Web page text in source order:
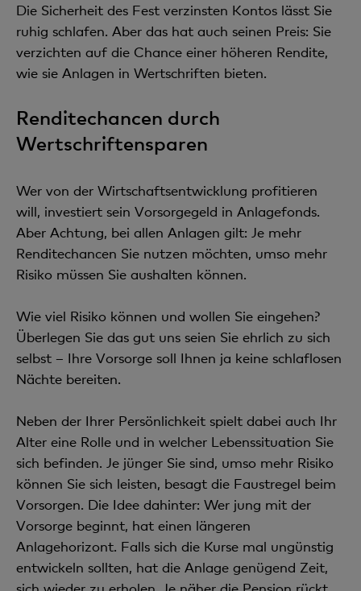
Die Sicherheit des Fest verzinsten Kontos lässt Sie
ruhig schlafen. Aber das hat auch seinen Preis: Sie
verzichten auf die Chance einer höheren Rendite,
wie sie Anlagen in Wertschriften bieten.
Renditechancen durch
Wertschriftensparen
Wer von der Wirtschaftsentwicklung profitieren
will, investiert sein Vorsorgegeld in Anlagefonds.
Aber Achtung, bei allen Anlagen gilt: Je mehr
Renditechancen Sie nutzen möchten, umso mehr
Risiko müssen Sie aushalten können.
Wie viel Risiko können und wollen Sie eingehen?
Überlegen Sie das gut uns seien Sie ehrlich zu sich
selbst – Ihre Vorsorge soll Ihnen ja keine schlaflosen
Nächte bereiten.
Neben der Ihrer Persönlichkeit spielt dabei auch Ihr
Alter eine Rolle und in welcher Lebenssituation Sie
sich befinden. Je jünger Sie sind, umso mehr Risiko
können Sie sich leisten, besagt die Faustregel beim
Vorsorgen. Die Idee dahinter: Wer jung mit der
Vorsorge beginnt, hat einen längeren
Anlagehorizont. Falls sich die Kurse mal ungünstig
entwickeln sollten, hat die Anlage genügend Zeit,